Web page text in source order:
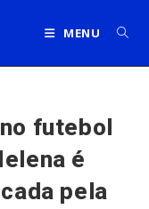
MENU
futebol
é
pela